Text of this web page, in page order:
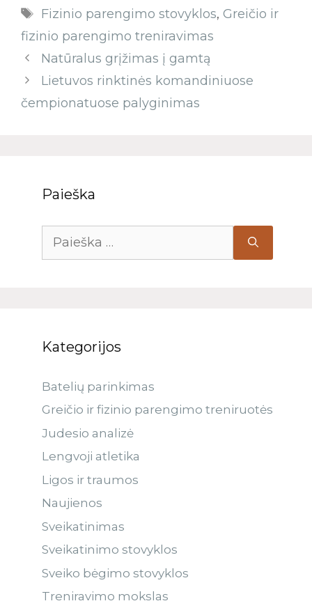
Fizinio parengimo stovyklos, Greičio ir
fizinio parengimo treniravimas
Natūralus grįžimas į gamtą
Lietuvos rinktinės komandiniuose
čempionatuose palyginimas
Paieška
Kategorijos
Batelių parinkimas
Greičio ir fizinio parengimo treniruotės
Judesio analizė
Lengvoji atletika
Ligos ir traumos
Naujienos
Sveikatinimas
Sveikatinimo stovyklos
Sveiko bėgimo stovyklos
Treniravimo mokslas